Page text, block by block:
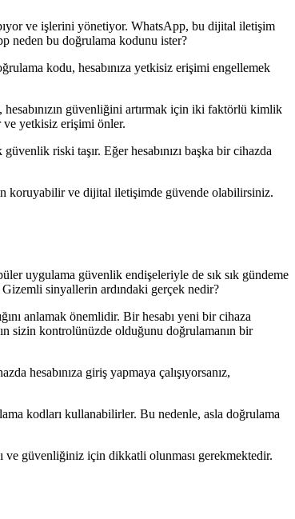
ve işlerini yönetiyor. WhatsApp, bu dijital iletişim
neden bu doğrulama kodunu ister?
kodu, hesabınıza yetkisiz erişimi engellemek
güvenliğini artırmak için iki faktörlü kimlik
ve yetkisiz erişimi önler.
riski taşır. Eğer hesabınızı başka bir cihazda
koruyabilir ve dijital iletişimde güvende olabilirsiniz.
uygulama güvenlik endişeleriyle de sık sık gündeme
Gizemli sinyallerin ardındaki gerçek nedir?
anlamak önemlidir. Bir hesabı yeni bir cihaza
sizin kontrolünüzde olduğunu doğrulamanın bir
hesabınıza giriş yapmaya çalışıyorsanız,
kodları kullanabilirler. Bu nedenle, asla doğrulama
ve güvenliğiniz için dikkatli olunması gerekmektedir.